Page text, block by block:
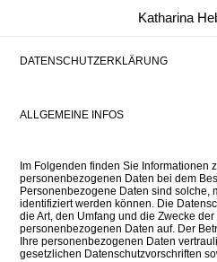
Katharina
DATENSCHUTZERKLÄRUNG
ALLGEMEINE INFOS
Im Folgenden finden Sie Informationen
personenbezogenen Daten bei dem
Personenbezogene Daten sind solche,
identifiziert werden können. Die
die Art, den Umfang und die Zwecke
personenbezogenen Daten auf. Der
Ihre personenbezogenen Daten
gesetzlichen Datenschutzvorschriften